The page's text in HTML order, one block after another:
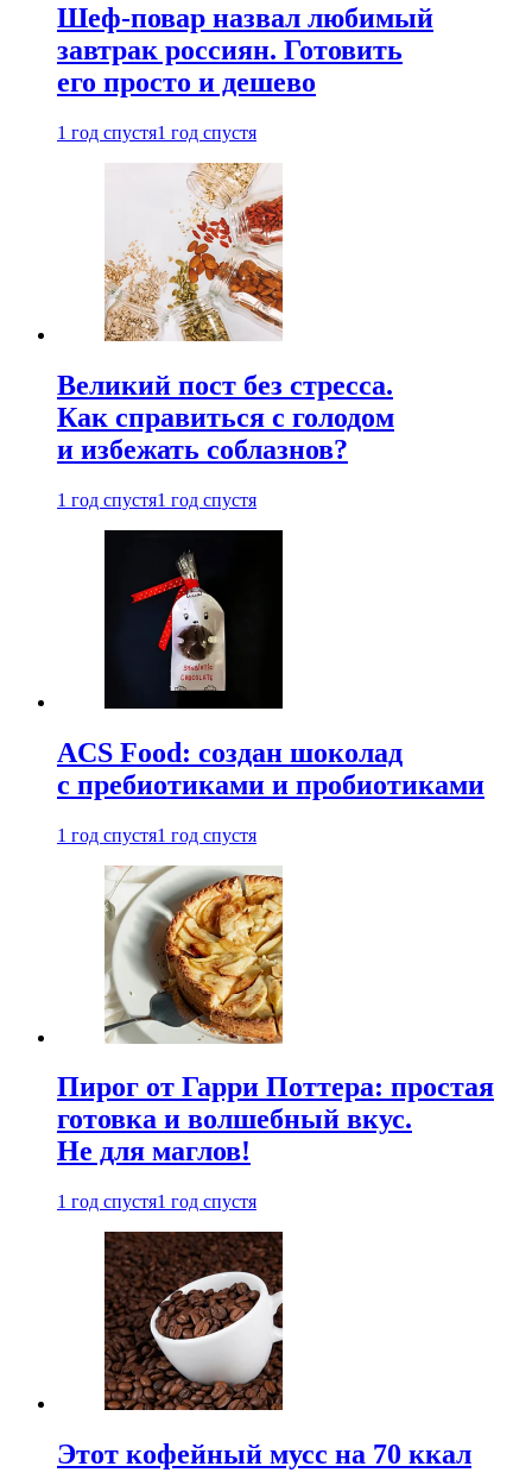
Шеф-повар назвал любимый
завтрак россиян. Готовить
его просто и дешево
1 год спустя1 год спустя
Великий пост без стресса.
Как справиться с голодом
и избежать соблазнов?
1 год спустя1 год спустя
ACS Food: создан шоколад
с пребиотиками и пробиотиками
1 год спустя1 год спустя
Пирог от Гарри Поттера: простая
готовка и волшебный вкус.
Не для маглов!
1 год спустя1 год спустя
Этот кофейный мусс на 70 ккал